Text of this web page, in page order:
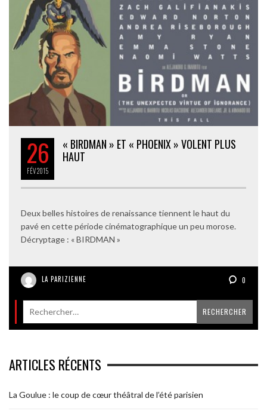
26
FÉV2015
« BIRDMAN » ET « PHOENIX » VOLENT PLUS
HAUT
Deux belles histoires de renaissance tiennent le haut du
pavé en cette période cinématographique un peu morose.
Décryptage : « BIRDMAN »
LA PARIZIENNE 0
ARTICLES RÉCENTS
La Goulue : le coup de cœur théâtral de l’été parisien